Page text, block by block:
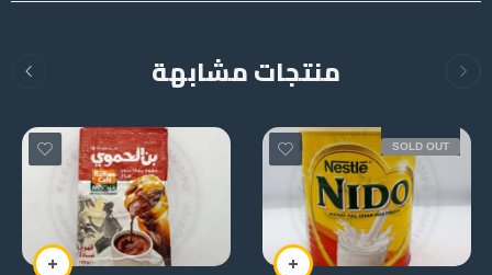
منتجات مشابهة
SOLD OUT